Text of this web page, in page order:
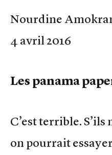
Nourdine
4 avril 2016
Les panama
C’est terrible. S’ils
on pourrait